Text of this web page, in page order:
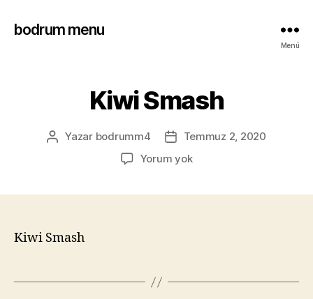
bodrum menu
Menü
Kiwi Smash
Yazar bodrumm4
Temmuz 2, 2020
Yorum yok
Kiwi Smash